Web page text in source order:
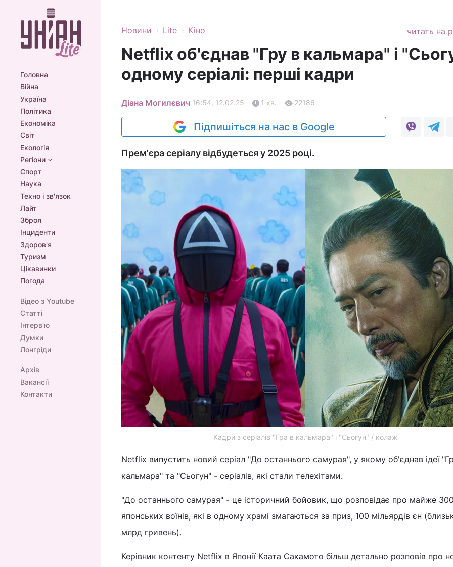
Головна
Війна
Україна
Політика
Економіка
Світ
Екологія
Регіони
Спорт
Наука
Техно і зв'язок
Лайт
Зброя
Інциденти
Здоров'я
Туризм
Цікавинки
Погода
Відео з Youtube
Статті
Інтерв'ю
Думки
Лонгріди
Архів
Вакансії
Контакти
Новини › Lite › Кіно читать на
Netflix об'єднав "Гру в кальмара" і
одному серіалі: перші кадри
Діана Могилєвич 16:54, 12.02.25 1 хв. 22186
Підпишіться на нас в Google
Прем'єра серіалу відбудеться у 2025 році.
Кадри з серіалів "Гра в кальмара" і "Сьогун" / колаж
Netflix випустить новий серіал "До останнього самурая", у якому об'єднав ідеї
кальмара" та "Сьогун" - серіалів, які стали телехітами.
"До останнього самурая" - це історичний бойовик, що розповідає про майже 300
японських воїнів, які в одному храмі змагаються за приз, 100 мільярдів єн
млрд гривень).
Керівник контенту Netflix в Японії Каата Сакамото більш детально розповів про